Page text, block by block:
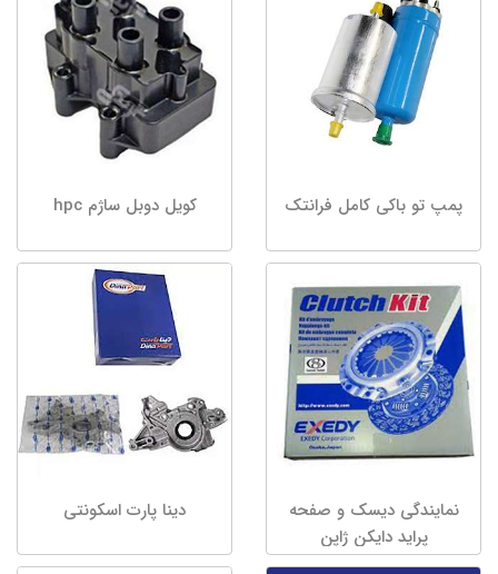
پمپ تو باکی کامل فرانتک کویل دوبل ساژم hpc
نمایندگی دیسک و صفحه
پراید دایکن ژاپن
دینا پارت اسکونتی